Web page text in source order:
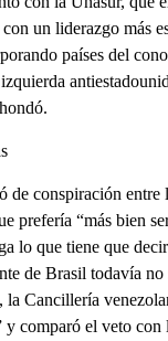
un liderazgo más
países del
de conspiración entre
prefería “más bien
lo que tiene que
de Brasil todavía no
la Cancillería
y comparó el veto con